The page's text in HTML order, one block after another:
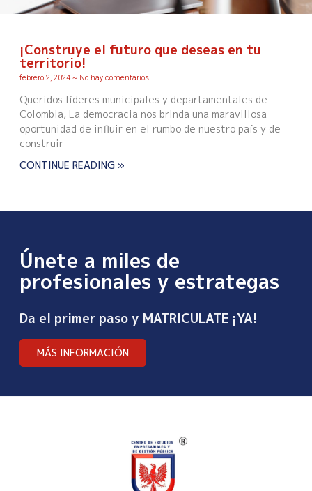
¡Construye el futuro que deseas en tu
territorio!
febrero 2, 2024 No hay comentarios
Queridos líderes municipales y departamentales de
Colombia, La democracia nos brinda una maravillosa
oportunidad de influir en el rumbo de nuestro país y de
construir
CONTINUE READING »
Únete a miles de
profesionales y estrategas
Da el primer paso y MATRICULATE ¡YA!
MÁS INFORMACIÓN